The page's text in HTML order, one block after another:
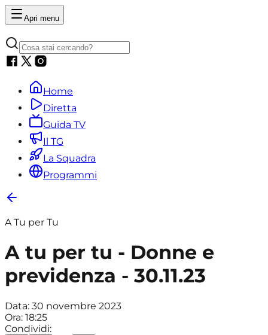
Apri menu
Home
Diretta
Guida TV
Il TG
La Squadra
Programmi
A Tu per Tu
A tu per tu - Donne e
previdenza - 30.11.23
Data: 30 novembre 2023
Ora: 18:25
Condividi: